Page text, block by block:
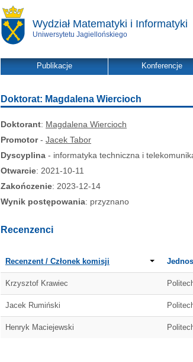
Wydział Matematyki i Informatyki
Uniwersytetu Jagiellońskiego
Publikacje Konferencje
Doktorat: Magdalena Wiercioch
Doktorant: Magdalena Wiercioch
Promotor- Jacek Tabor
Dyscyplina - informatyka techniczna i
Otwarcie: 2021-10-11
Zakończenie: 2023-12-14
Wynik postępowania: przyznano
Recenzenci
Recenzent / Członek komisji
Krzysztof Krawiec
Jacek Rumiński
Henryk Maciejewski